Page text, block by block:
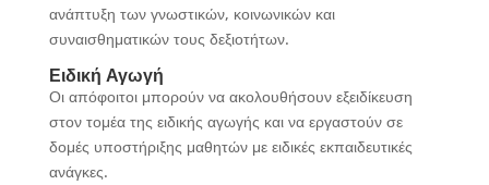
ανάπτυξη των γνωστικών, κοινωνικών και
συναισθηματικών τους δεξιοτήτων.
Ειδική Αγωγή
Οι απόφοιτοι μπορούν να ακολουθήσουν εξειδίκευση
στον τομέα της ειδικής αγωγής και να εργαστούν σε
δομές υποστήριξης μαθητών με ειδικές εκπαιδευτικές
ανάγκες.